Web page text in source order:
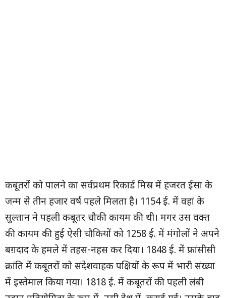
कबूतरों को पालने का सर्वप्रथम रिकार्ड मिस्र में हजरत ईसा के
जन्म से तीन हजार वर्ष पहले मिलता है। 1154 ई. में वहां के
सुल्तान ने पहली कबूतर चौकी कायम की थी। मगर उस वक्त
की कायम की हुई ऐसी चौकियों को 1258 ई. में मंगोलों ने अपने
बग़दाद के हमले में तहस-नहस कर दिया। 1848 ई. में फ्रांसीसी
क्रांति में कबूतरों को संदेशवाहक पक्षियों के रूप में भारी संख्या
में इस्तेमाल किया गया। 1818 ई. में कबूतरों की पहली लंबी